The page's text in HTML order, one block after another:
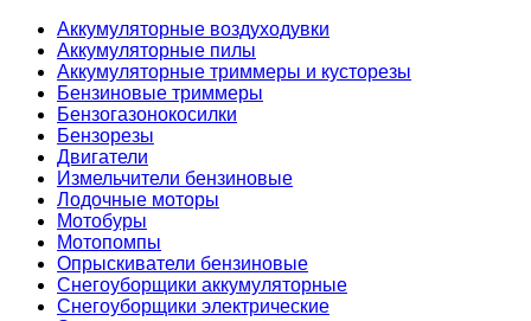
Аккумуляторные воздуходувки
Аккумуляторные пилы
Аккумуляторные триммеры и кусторезы
Бензиновые триммеры
Бензогазонокосилки
Бензорезы
Двигатели
Измельчители бензиновые
Лодочные моторы
Мотобуры
Мотопомпы
Опрыскиватели бензиновые
Снегоуборщики аккумуляторные
Снегоуборщики электрические